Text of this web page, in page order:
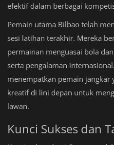
efektif dalam berbagai
Pemain utama Bilbao telah
sesi latihan terakhir. Mereka
permainan menguasai bola
serta pengalaman
menempatkan pemain jangkar
kreatif di lini depan untuk
lawan.
Kunci Sukses dan